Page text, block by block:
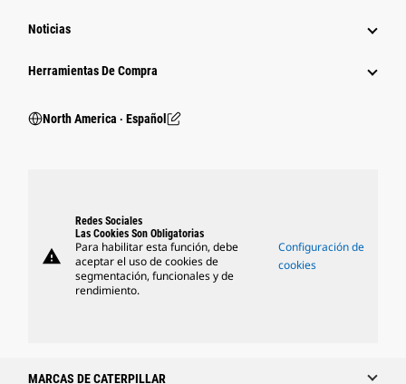
Noticias
Herramientas De Compra
North America ‧ Español
warning
Redes Sociales
Las Cookies Son Obligatorias
Para habilitar esta función, debe
aceptar el uso de cookies de
segmentación, funcionales y de
rendimiento.
Configuración de
cookies
MARCAS DE CATERPILLAR